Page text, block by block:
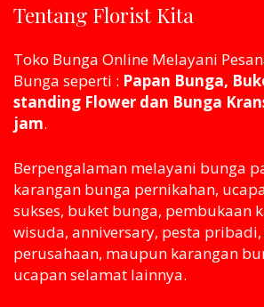
Tentang Florist Kita
Toko Bunga Online Melayani
Bunga seperti : Papan Bunga,
standing Flower dan Bunga
jam.
Berpengalaman melayani bunga
karangan bunga pernikahan,
sukses, buket bunga, pembukaan
wisuda, anniversary, pesta pribadi,
perusahaan, maupun karangan
ucapan selamat lainnya.